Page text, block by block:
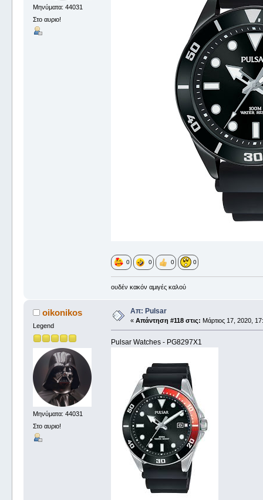
Μηνύματα: 44031
Στο αυριο!
0 0 0 0
ουδέν κακόν αμιγές καλού
oikonikos
Legend
Μηνύματα: 44031
Στο αυριο!
Απ: Pulsar
« Απάντηση #118 στις: Μάρτιος 17, 2020,
Pulsar Watches - PG8297X1